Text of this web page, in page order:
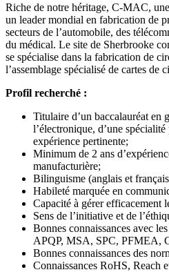
Riche de notre héritage, C-MAC,
un leader mondial en fabrication de
secteurs de l’automobile, des
du médical. Le site de Sherbrooke
se spécialise dans la fabrication de
l’assemblage spécialisé de cartes
Profil recherché :
Titulaire d’un baccalauréat en
l’électronique, d’une
expérience pertinente;
Minimum de 2 ans
manufacturière;
Bilinguisme (anglais et
Habileté marquée en
Capacité à gérer efficacement
Sens de l’initiative et de
Bonnes connaissances avec
APQP, MSA, SPC, PFMEA,
Bonnes connaissances des
Connaissances RoHS, Reach